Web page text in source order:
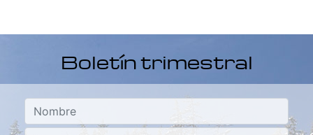
Boletín trimestral